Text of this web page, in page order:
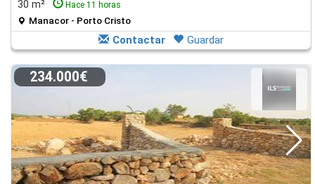
30 m² Hace 11 horas
Manacor - Porto Cristo
Contactar Guardar
234.000€